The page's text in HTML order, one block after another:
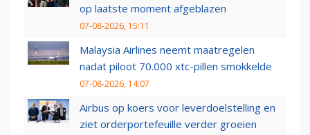
op laatste moment afgeblazen
07-08-2026, 15:11
Malaysia Airlines neemt maatregelen
nadat piloot 70.000 xtc-pillen smokkelde
07-08-2026, 14:07
Airbus op koers voor leverdoelstelling en
ziet orderportefeuille verder groeien